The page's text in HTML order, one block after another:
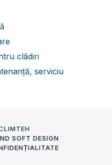
clădiri
serviciu
SOFT DESIGN